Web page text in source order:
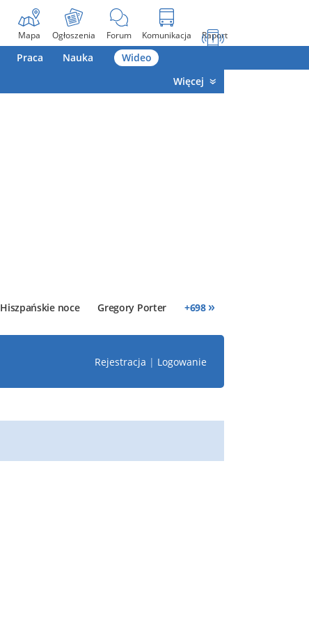
Mapa Ogłoszenia Forum Komunikacja Raport
Praca Nauka
Wideo
Więcej
Hiszpańskie noce Gregory Porter +698 »
Rejestracja | Logowanie